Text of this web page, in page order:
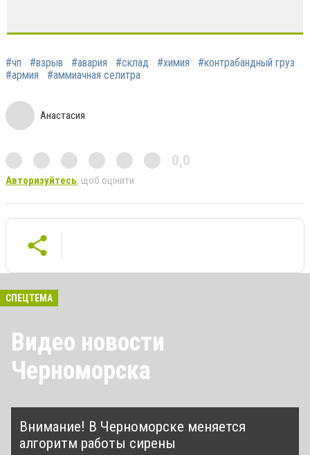
#чп #взрыв #авария #склад #химия
#контрабандный груз
#армия
#аммиачная селитра
Анастасия
0,0
Авторизуйтесь, щоб оцінити
СПЕЦТЕМА
Видео новости
Черноморска
Внимание! В Черноморске меняется
алгоритм работы сирены